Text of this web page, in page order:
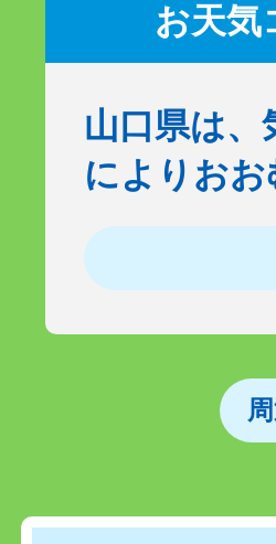
お天気
山口県は、
によりお